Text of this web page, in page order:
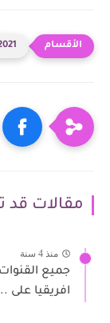
مقالات قد
منذ 4 سنة
جميع
افريقيا على